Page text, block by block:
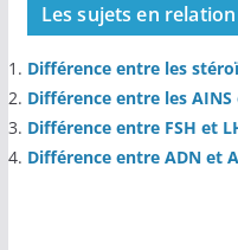
Les sujets en relation
Différence entre les
Différence entre les
Différence entre FSH et
Différence entre ADN et